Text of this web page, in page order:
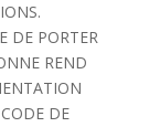
DE PORTER
REND
DE